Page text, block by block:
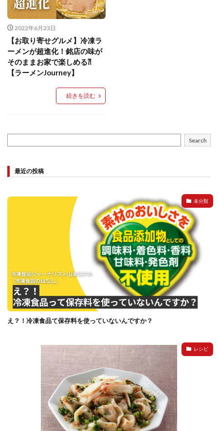
2022年6月23日
【お取り寄せグルメ】冷凍ラ
ーメンが超進化！銘店の味が
そのままお家で楽しめる⁈
【ラーメンJourney】
続きを読む
Search
最近の投稿
未分類
え？！冷凍食品て保存料を使っていないんですか？
レシピ
ラーメンJourney
レシピ